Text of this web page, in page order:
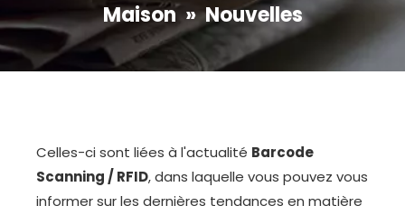
Maison »Nouvelles
Celles-ci sont liées à l'actualité Barcode
Scanning / RFID, dans laquelle vous pouvez vous
informer sur les dernières tendances en matière